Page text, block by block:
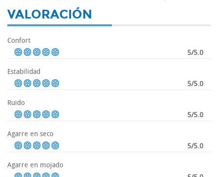
VALORACIÓN
Confort
5/5.0
Estabilidad
5/5.0
Ruido
5/5.0
Agarre en seco
5/5.0
Agarre en mojado